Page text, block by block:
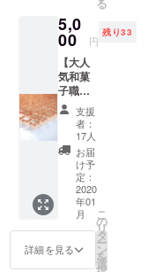
新しい形か
らの町おこ
し、地域活
性に役立つ
アクセサ
リーとして
新しい命を
生み出して
います。
させて
いただ
きま
す。 鉢
のサイ
ズ
φ60×H
63mm
いただ
きま
す。
（デザ
インは
ランダ
ムです
のでお
手元に
届くま
で楽し
みにし
ていて
くださ
い★）
5,0
00 円
残り33
【大人
気和菓
子職人
さんの
う さん
の和菓
子＋
popolo
おすす
め小皿
（美濃
焼）＋
popolo
巾着＋
お礼の
支援
者：
17人
お届
け予
定：
2020
年01
月
詳細を見る
こ
の
リ
タ
ー
ン
を
選